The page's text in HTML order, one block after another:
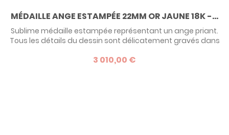
MÉDAILLE ANGE ESTAMPÉE 22MM OR JAUNE 18K -...
Sublime médaille estampée représentant un ange priant.
Tous les détails du dessin sont délicatement gravés dans
événement exceptionnel.
3 010,00 €